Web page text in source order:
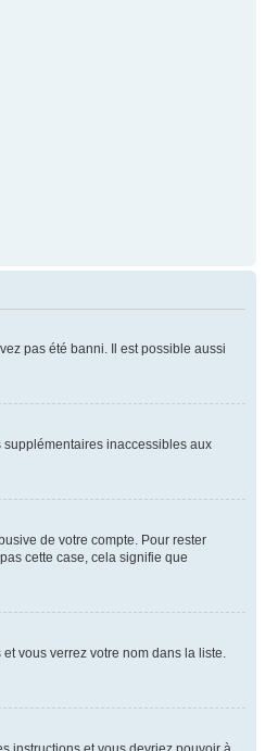
pas été banni. Il est possible aussi
supplémentaires inaccessibles aux
de votre compte. Pour rester
cette case, cela signifie que
vous verrez votre nom dans la liste.